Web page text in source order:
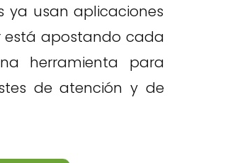
ya usan aplicaciones
está apostando cada
herramienta para
de atención y de